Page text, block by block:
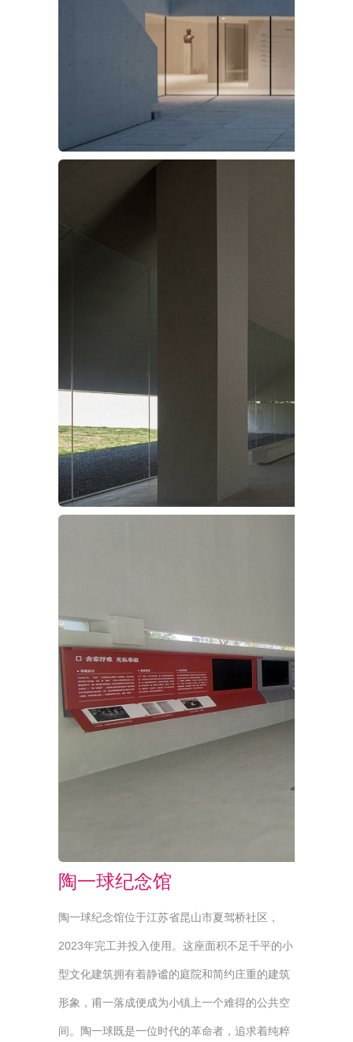
陶一球纪念馆
陶一球纪念馆位于江苏省昆山市夏驾桥社区，
2023年完工并投入使用。这座面积不足千平的小
型文化建筑拥有着静谧的庭院和简约庄重的建筑
形象，甫一落成便成为小镇上一个难得的公共空
间。陶一球既是一位时代的革命者，追求着纯粹